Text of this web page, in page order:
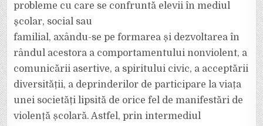
probleme cu care se confruntă elevii în mediul
şcolar, social sau
familial, axându-se pe formarea și dezvoltarea în
rândul acestora a comportamentului nonviolent, a
comunicării asertive, a spiritului civic, a acceptării
diversității, a deprinderilor de participare la viața
unei societăți lipsită de orice fel de manifestări de
violență școlară. Astfel, prin intermediul